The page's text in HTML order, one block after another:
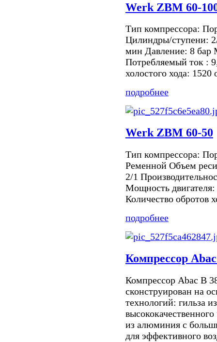
Werk ZBM 60-
Тип компрессора:
Цилиндры/ступени:
мин Давление: 8 бар
Потребляемый ток :
холостого хода:
подробнее
Werk ZBM 60-50
Тип компрессора:
Ременной Объем
2/1
Мощность
Количество обротов
подробнее
Компрессор
Компрессор Abac B
сконструирован на
технологий: гильза
из алюминия с
для эффективного